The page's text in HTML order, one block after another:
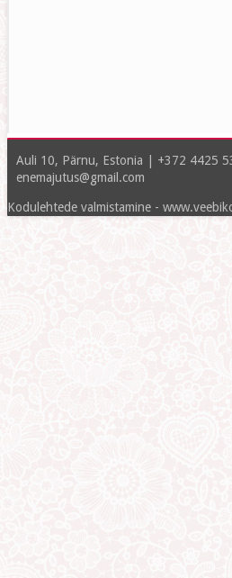
Auli 10, Pärnu, Estonia | +372 4425
enemajutus@gmail.com
Kodulehtede valmistamine -